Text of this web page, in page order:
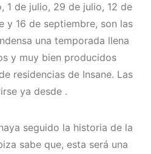
1 de julio, 29 de julio, 12 de
y 16 de septiembre, son las
una temporada llena
y muy bien producidos
residencias de Insane. Las
ya desde .
seguido la historia de la
sabe que, esta será una